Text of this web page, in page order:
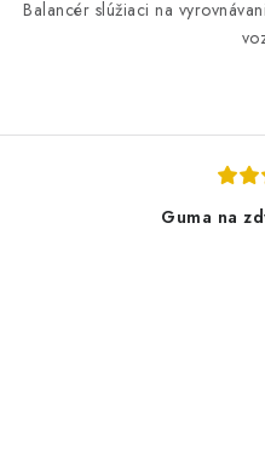
Balancér slúžiaci na
Guma na